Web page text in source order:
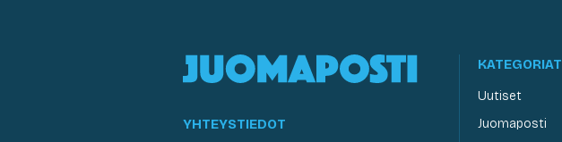
YHTEYSTIEDOT
KATEGORIAT
Uutiset
Juomaposti